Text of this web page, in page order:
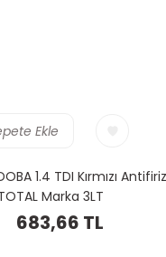
Ekle
1.4 TDI Kırmızı Antifiriz
Marka 3LT
683,66 TL